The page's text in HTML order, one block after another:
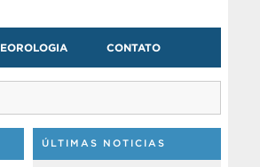
CONTATO
ÚLTIMAS NOTICIAS